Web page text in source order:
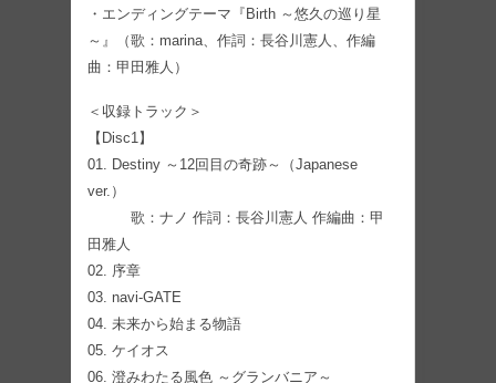
・エンディングテーマ『Birth ～悠久の巡り星
～』（歌：marina、作詞：長谷川憲人、作編
曲：甲田雅人）
＜収録トラック＞
【Disc1】
01. Destiny ～12回目の奇跡～（Japanese
ver.）
歌：ナノ 作詞：長谷川憲人 作編曲：甲
田雅人
02. 序章
03. navi-GATE
04. 未来から始まる物語
05. ケイオス
06. 澄みわたる風色 ～グランバニア～